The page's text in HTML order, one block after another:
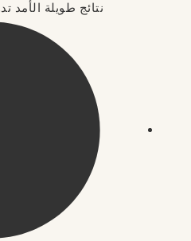
نتائج طويلة الأمد